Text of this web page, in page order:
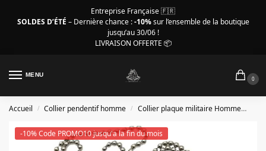
Entreprise Française 🇫🇷
SOLDES D’ÉTÉ – Dernière chance :-10%sur l’ensemble de la boutique
jusqu’au 30/06 !
LIVRAISON OFFERTE 📦
MENU
0
Accueil / Collier pendentif homme / Collier plaque militaire Homme
-10% Code PROMO10 jusqu'a la fin du mois